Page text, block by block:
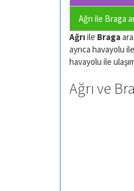
Ağrı ile Braga
Ağrıile Braga
ayrıca havayolu
havayolu ile
Ağrı ve